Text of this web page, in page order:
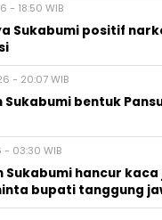
- 18:50 WIB
Sukabumi positif
- 20:07 WIB
Sukabumi bentuk
- 03:30 WIB
Sukabumi hancur
bupati tanggung